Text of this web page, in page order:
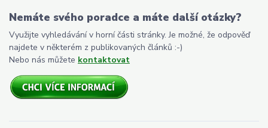
Nemáte svého poradce a máte další otázky?
Využijte vyhledávání v horní části stránky. Je možné, že odpověď
najdete v některém z publikovaných článků :-)
Nebo nás můžete kontaktovat